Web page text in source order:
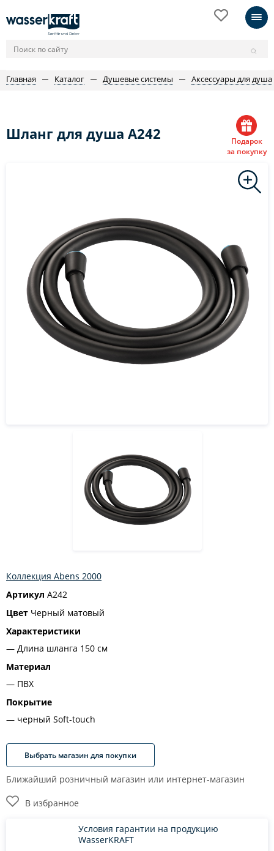
Главная Каталог Душевые системы Аксессуары для душа
Шланг для душа A242
Подарок
за покупку
Коллекция Abens 2000
Артикул A242
Цвет Черный матовый
Характеристики
Длина шланга 150 см
Материал
ПВХ
Покрытие
черный Soft-touch
Выбрать магазин для покупки
Ближайший розничный магазин или интернет-магазин
В избранное
Условия гарантии на продукцию
WasserKRAFT